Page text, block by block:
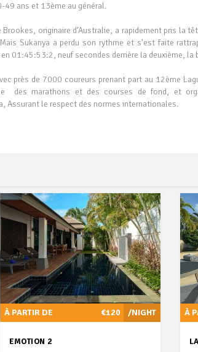
49 ans et 13ème au général.
originaire d’Australie, a rapidement pris la
Sukanya a perdu son rythme et s’est faite
01:45:53:2, neuf secondes derrière la deuxième, la
près de 7000 coureurs prenant part au 12ème
des marathons et des courses de fond, et
Assurant le respect des normes internationales.
/NIGHT
À PARTIR DE €120
EMOTION 2
À